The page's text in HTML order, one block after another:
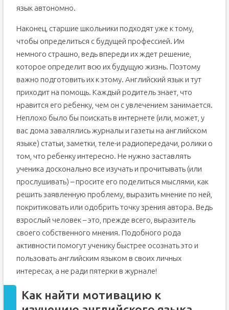
язык автономно.
Наконец, старшие школьники подходят уже к тому,
чтобы определиться с будущей профессией. Им
немного страшно, ведь впереди их ждет решение,
которое определит всю их будущую жизнь. Поэтому
важно подготовить их к этому. Английский язык и тут
приходит на помощь. Каждый родитель знает, что
нравится его ребенку, чем он с увлечением занимается.
Неплохо было бы поискать в интернете (или, может, у
вас дома завалялись журналы и газеты на английском
языке) статьи, заметки, теле-и радиопередачи, ролики о
том, что ребенку интересно. Не нужно заставлять
ученика досконально все изучать и прочитывать (или
прослушивать) – просите его поделиться мыслями, как
решить заявленную проблему, выразить мнение по ней,
покритиковать или одобрить точку зрения автора. Ведь
взрослый человек – это, прежде всего, выразитель
своего собственного мнения. Подобного рода
активности помогут ученику быстрее осознать это и
пользовать английским языком в своих личных
интересах, а не ради пятерки в журнале!
Как найти мотивацию к